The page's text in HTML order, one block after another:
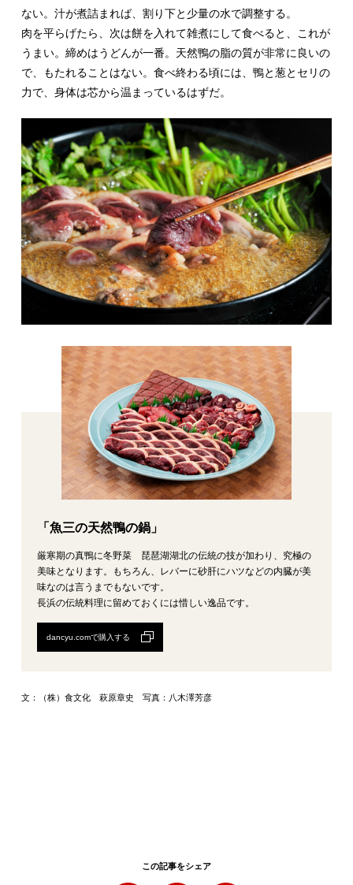
ない。汁が煮詰まれば、割り下と少量の水で調整する。
肉を平らげたら、次は餅を入れて雑煮にして食べると、これが
うまい。締めはうどんが一番。天然鴨の脂の質が非常に良いの
で、もたれることはない。食べ終わる頃には、鴨と葱とセリの
力で、身体は芯から温まっているはずだ。
「魚三の天然鴨の鍋」
厳寒期の真鴨に冬野菜 琵琶湖湖北の伝統の技が加わり、究極の
美味となります。もちろん、レバーに砂肝にハツなどの内臓が美
味なのは言うまでもないです。
長浜の伝統料理に留めておくには惜しい逸品です。
dancyu.comで購入する
文：（株）食文化 萩原章史 写真：八木澤芳彦
この記事をシェア